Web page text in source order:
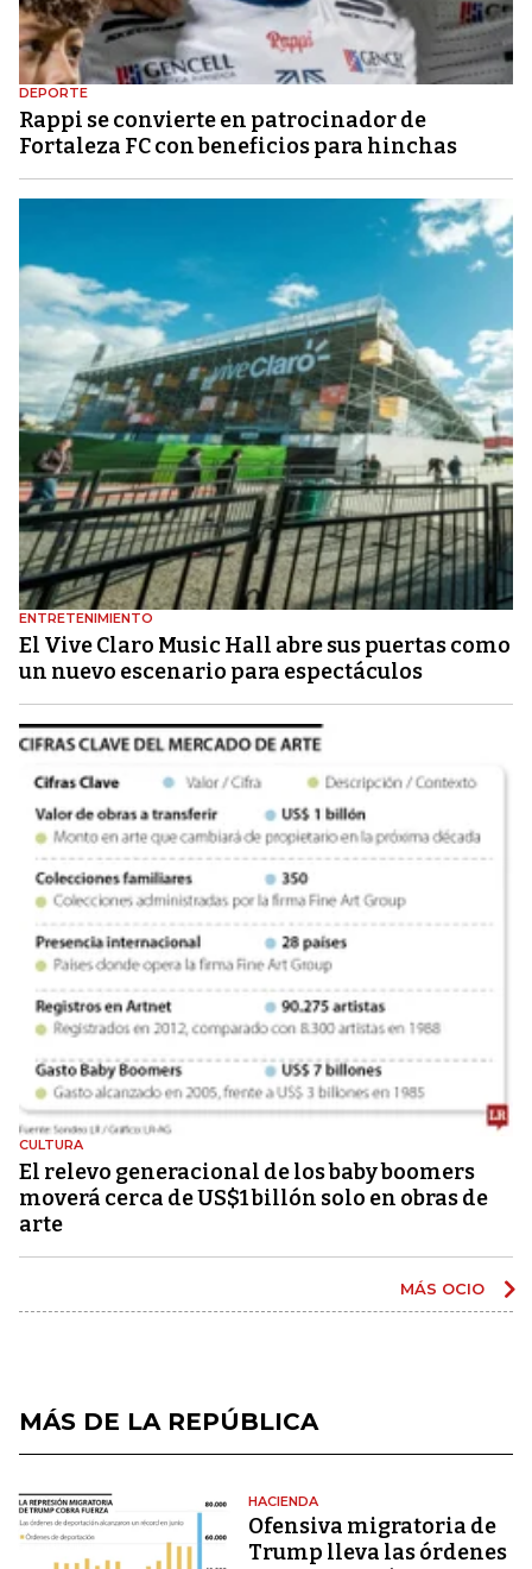
DEPORTE
Rappi se convierte en patrocinador de
Fortaleza FC con beneficios para hinchas
ENTRETENIMIENTO
El Vive Claro Music Hall abre sus puertas como
un nuevo escenario para espectáculos
CULTURA
El relevo generacional de los baby boomers
moverá cerca de US$1 billón solo en obras de
arte
MÁS OCIO
MÁS DE LA REPÚBLICA
HACIENDA
Ofensiva migratoria de
Trump lleva las órdenes